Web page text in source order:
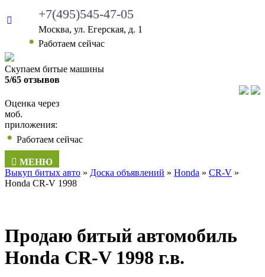
+7(495)545-47-05
Москва, ул. Егерская, д. 1
Работаем сейчас
Скупаем битые машины
5/65 отзывов
Оценка через
моб.
приложения:
Работаем сейчас
МЕНЮ
Выкуп битых авто » Доска объявлений » Honda » CR-V »
Honda CR-V 1998
Продаю битый автомобиль
Honda CR-V 1998 г.в.